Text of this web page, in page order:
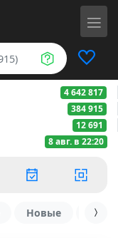
4 642 817
384 915
12 691
8 авг. в 22:20
Новые С